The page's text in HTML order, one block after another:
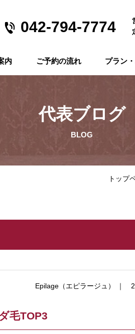
042-794-7774
内 ご予約の流れ プラン
代表ブログ
BLOG
トップ
Epilage（エピラージュ） ｜
毛TOP3